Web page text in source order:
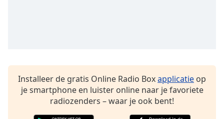
Family
Installeer de gratis Online Radio Boxapplicatie op
je smartphone en luister online naar je favoriete
radiozenders – waar je ook bent!